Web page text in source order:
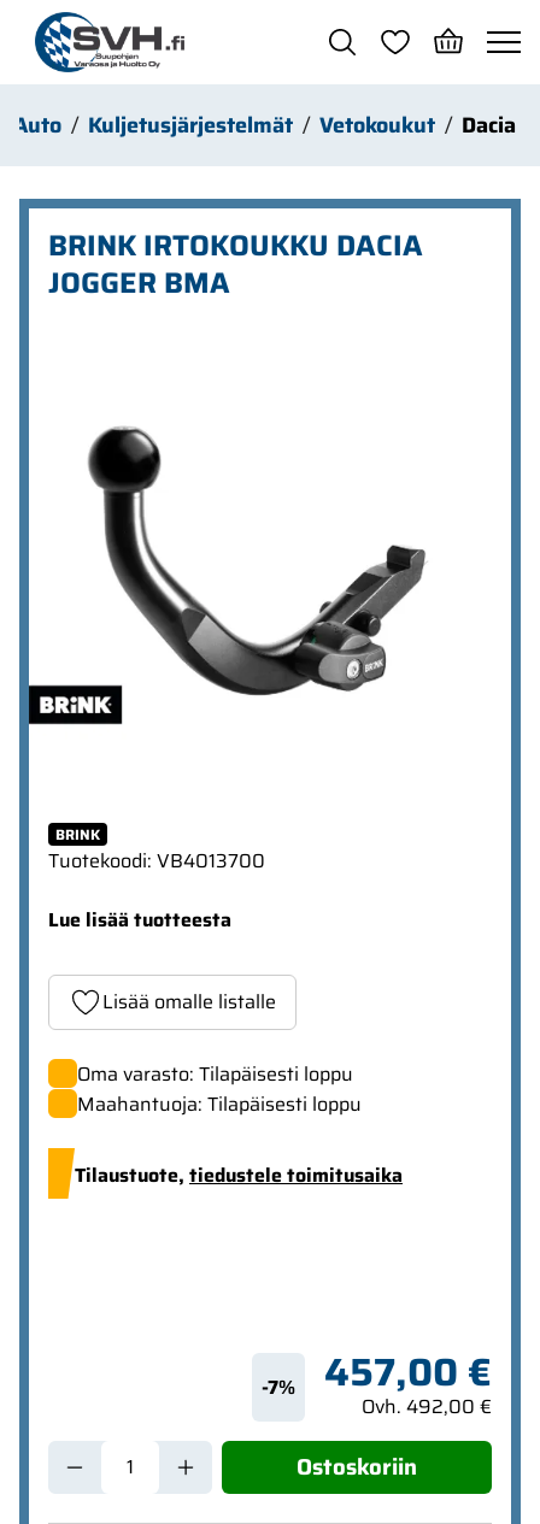
Siirry pääsisältöön
Auto Kuljetusjärjestelmät Vetokoukut Dacia
BRINK IRTOKOUKKU DACIA
JOGGER BMA
BRINK
Tuotekoodi: VB4013700
Lue lisää tuotteesta
Lisää omalle listalle
Oma varasto: Tilapäisesti loppu
Maahantuoja: Tilapäisesti loppu
Tilaustuote, tiedustele toimitusaika
-7% 457,00 €
Ovh. 492,00 €
Ostoskoriin